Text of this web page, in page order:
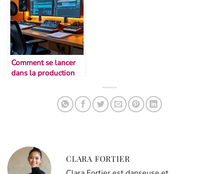
Comment se lancer
dans la production
CLARA FORTIER